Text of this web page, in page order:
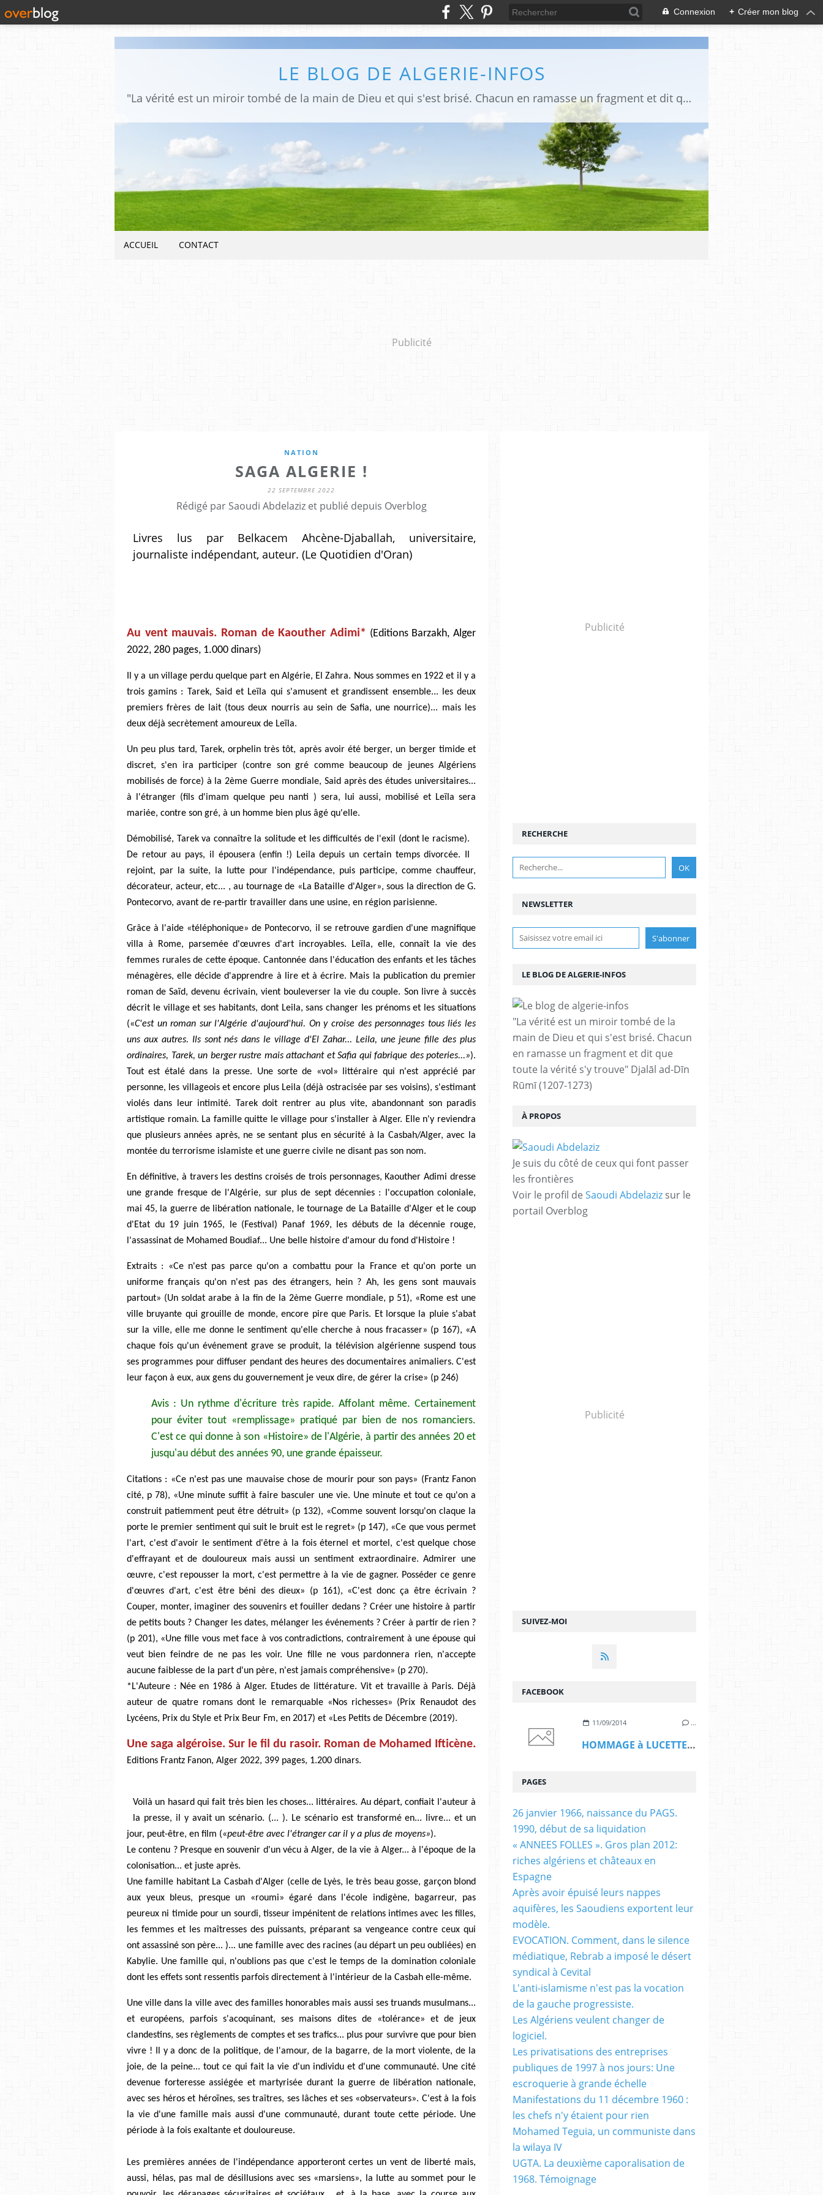
Connexion + Créer mon blog
LE BLOG DE ALGERIE-INFOS
"La vérité est un miroir tombé de la main de Dieu et qui s'est brisé. Chacun en ramasse un fragment et dit que toute la vérité s'y trouve" Djalāl ad-Dīn Rūmī (1207-1273)
ACCUEIL CONTACT
Publicité
NATION
SAGA ALGERIE !
22 SEPTEMBRE 2022
Rédigé par Saoudi Abdelaziz et publié depuis Overblog
Livres lus par Belkacem Ahcène-Djaballah, universitaire,
journaliste indépendant, auteur. (Le Quotidien d'Oran)
Au vent mauvais. Roman de Kaouther Adimi* (Editions Barzakh, Alger
2022, 280 pages, 1.000 dinars)
Il y a un village perdu quelque part en Algérie, El Zahra. Nous sommes en 1922 et il y a
trois gamins : Tarek, Said et Leïla qui s'amusent et grandissent ensemble... les deux
premiers frères de lait (tous deux nourris au sein de Safia, une nourrice)... mais les
deux déjà secrètement amoureux de Leïla.
Un peu plus tard, Tarek, orphelin très tôt, après avoir été berger, un berger timide et
discret, s'en ira participer (contre son gré comme beaucoup de jeunes Algériens
mobilisés de force) à la 2ème Guerre mondiale, Said après des études universitaires...
à l'étranger (fils d'imam quelque peu nanti ) sera, lui aussi, mobilisé et Leïla sera
mariée, contre son gré, à un homme bien plus âgé qu'elle.
Démobilisé, Tarek va connaître la solitude et les difficultés de l'exil (dont le racisme).
De retour au pays, il épousera (enfin !) Leila depuis un certain temps divorcée. Il
rejoint, par la suite, la lutte pour l'indépendance, puis participe, comme chauffeur,
décorateur, acteur, etc... , au tournage de «La Bataille d'Alger», sous la direction de G.
Pontecorvo, avant de re-partir travailler dans une usine, en région parisienne.
Grâce à l'aide «téléphonique» de Pontecorvo, il se retrouve gardien d'une magnifique
villa à Rome, parsemée d'œuvres d'art incroyables. Leïla, elle, connaît la vie des
femmes rurales de cette époque. Cantonnée dans l'éducation des enfants et les tâches
ménagères, elle décide d'apprendre à lire et à écrire. Mais la publication du premier
roman de Saïd, devenu écrivain, vient bouleverser la vie du couple. Son livre à succès
décrit le village et ses habitants, dont Leila, sans changer les prénoms et les situations
(«C'est un roman sur l'Algérie d'aujourd'hui. On y croise des personnages tous liés les
uns aux autres. Ils sont nés dans le village d'El Zahar... Leila, une jeune fille des plus
ordinaires, Tarek, un berger rustre mais attachant et Safia qui fabrique des poteries...»).
Tout est étalé dans la presse. Une sorte de «vol» littéraire qui n'est apprécié par
personne, les villageois et encore plus Leila (déjà ostracisée par ses voisins), s'estimant
violés dans leur intimité. Tarek doit rentrer au plus vite, abandonnant son paradis
artistique romain. La famille quitte le village pour s'installer à Alger. Elle n'y reviendra
que plusieurs années après, ne se sentant plus en sécurité à la Casbah/Alger, avec la
montée du terrorisme islamiste et une guerre civile ne disant pas son nom.
En définitive, à travers les destins croisés de trois personnages, Kaouther Adimi dresse
une grande fresque de l'Algérie, sur plus de sept décennies : l'occupation coloniale,
mai 45, la guerre de libération nationale, le tournage de La Bataille d'Alger et le coup
d'Etat du 19 juin 1965, le (Festival) Panaf 1969, les débuts de la décennie rouge,
l'assassinat de Mohamed Boudiaf... Une belle histoire d'amour du fond d'Histoire !
Extraits : «Ce n'est pas parce qu'on a combattu pour la France et qu'on porte un
uniforme français qu'on n'est pas des étrangers, hein ? Ah, les gens sont mauvais
partout» (Un soldat arabe à la fin de la 2ème Guerre mondiale, p 51), «Rome est une
ville bruyante qui grouille de monde, encore pire que Paris. Et lorsque la pluie s'abat
sur la ville, elle me donne le sentiment qu'elle cherche à nous fracasser» (p 167), «A
chaque fois qu'un événement grave se produit, la télévision algérienne suspend tous
ses programmes pour diffuser pendant des heures des documentaires animaliers. C'est
leur façon à eux, aux gens du gouvernement je veux dire, de gérer la crise» (p 246)
Avis : Un rythme d'écriture très rapide. Affolant même. Certainement
pour éviter tout «remplissage» pratiqué par bien de nos romanciers.
C'est ce qui donne à son «Histoire» de l'Algérie, à partir des années 20 et
jusqu'au début des années 90, une grande épaisseur.
Citations : «Ce n'est pas une mauvaise chose de mourir pour son pays» (Frantz Fanon
cité, p 78), «Une minute suffit à faire basculer une vie. Une minute et tout ce qu'on a
construit patiemment peut être détruit» (p 132), «Comme souvent lorsqu'on claque la
porte le premier sentiment qui suit le bruit est le regret» (p 147), «Ce que vous permet
l'art, c'est d'avoir le sentiment d'être à la fois éternel et mortel, c'est quelque chose
d'effrayant et de douloureux mais aussi un sentiment extraordinaire. Admirer une
œuvre, c'est repousser la mort, c'est permettre à la vie de gagner. Posséder ce genre
d'œuvres d'art, c'est être béni des dieux» (p 161), «C'est donc ça être écrivain ?
Couper, monter, imaginer des souvenirs et fouiller dedans ? Créer une histoire à partir
de petits bouts ? Changer les dates, mélanger les événements ? Créer à partir de rien ?
(p 201), «Une fille vous met face à vos contradictions, contrairement à une épouse qui
veut bien feindre de ne pas les voir. Une fille ne vous pardonnera rien, n'accepte
aucune faiblesse de la part d'un père, n'est jamais compréhensive» (p 270).
*L'Auteure : Née en 1986 à Alger. Etudes de littérature. Vit et travaille à Paris. Déjà
auteur de quatre romans dont le remarquable «Nos richesses» (Prix Renaudot des
Lycéens, Prix du Style et Prix Beur Fm, en 2017) et «Les Petits de Décembre (2019).
Une saga algéroise. Sur le fil du rasoir. Roman de Mohamed Ifticène.
Editions Frantz Fanon, Alger 2022, 399 pages, 1.200 dinars.
Voilà un hasard qui fait très bien les choses... littéraires. Au départ, confiait l'auteur à
la presse, il y avait un scénario. (... ). Le scénario est transformé en... livre... et un
jour, peut-être, en film («peut-être avec l'étranger car il y a plus de moyens»).
Le contenu ? Presque en souvenir d'un vécu à Alger, de la vie à Alger... à l'époque de la
colonisation... et juste après.
Une famille habitant La Casbah d'Alger (celle de Lyès, le très beau gosse, garçon blond
aux yeux bleus, presque un «roumi» égaré dans l'école indigène, bagarreur, pas
peureux ni timide pour un sourdi, tisseur impénitent de relations intimes avec les filles,
les femmes et les maîtresses des puissants, préparant sa vengeance contre ceux qui
ont assassiné son père... )... une famille avec des racines (au départ un peu oubliées) en
Kabylie. Une famille qui, n'oublions pas que c'est le temps de la domination coloniale
dont les effets sont ressentis parfois directement à l'intérieur de la Casbah elle-même.
Une ville dans la ville avec des familles honorables mais aussi ses truands musulmans...
et européens, parfois s'acoquinant, ses maisons dites de «tolérance» et de jeux
clandestins, ses règlements de comptes et ses trafics... plus pour survivre que pour bien
vivre ! Il y a donc de la politique, de l'amour, de la bagarre, de la mort violente, de la
joie, de la peine... tout ce qui fait la vie d'un individu et d'une communauté. Une cité
devenue forteresse assiégée et martyrisée durant la guerre de libération nationale,
avec ses héros et héroïnes, ses traîtres, ses lâches et ses «observateurs». C'est à la fois
la vie d'une famille mais aussi d'une communauté, durant toute cette période. Une
période à la fois exaltante et douloureuse.
Les premières années de l'indépendance apporteront certes un vent de liberté mais,
aussi, hélas, pas mal de désillusions avec ses «marsiens», la lutte au sommet pour le
Publicité
NEWSLETTER
SUIVEZ-MOI
RECHERCHE
LE BLOG DE ALGERIE-INFOS
"La vérité est un miroir tombé de la
main de Dieu et qui s'est brisé. Chacun
en ramasse un fragment et dit que
toute la vérité s'y trouve" Djalāl ad-Dīn
Rūmī (1207-1273)
À PROPOS
Je suis du côté de ceux qui font passer
les frontières
Voir le profil de Saoudi Abdelaziz sur le
portail Overblog
Publicité
FACEBOOK
11/09/2014 …
HOMMAGE à LUCETTE HADJ ALI
PAGES
26 janvier 1966, naissance du PAGS.
1990, début de sa liquidation
« ANNEES FOLLES ». Gros plan 2012:
riches algériens et châteaux en
Espagne
Après avoir épuisé leurs nappes
aquifères, les Saoudiens exportent leur
modèle.
EVOCATION. Comment, dans le silence
médiatique, Rebrab a imposé le désert
syndical à Cevital
L'anti-islamisme n'est pas la vocation
de la gauche progressiste.
Les Algériens veulent changer de
logiciel.
Les privatisations des entreprises
publiques de 1997 à nos jours: Une
escroquerie à grande échelle
Manifestations du 11 décembre 1960 :
les chefs n'y étaient pour rien
Mohamed Teguia, un communiste dans
la wilaya IV
UGTA. La deuxième caporalisation de
1968. Témoignage